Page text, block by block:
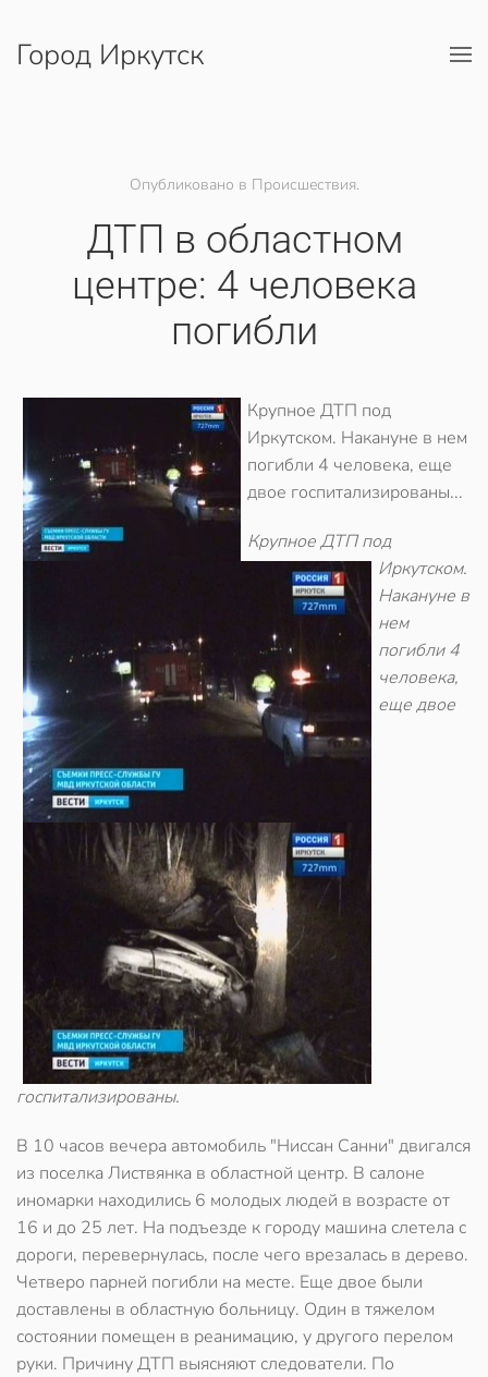
Перейти к содержимому
Город Иркутск
Опубликовано в Происшествия.
ДТП в областном
центре: 4 человека
погибли
Крупное ДТП под
Иркутском. Накануне в нем
погибли 4 человека, еще
двое госпитализированы...
Крупное ДТП под
Иркутском.
Накануне в
нем
погибли 4
человека,
еще двое
госпитализированы.
В 10 часов вечера автомобиль "Ниссан Санни" двигался
из поселка Листвянка в областной центр. В салоне
иномарки находились 6 молодых людей в возрасте от
16 и до 25 лет. На подъезде к городу машина слетела с
дороги, перевернулась, после чего врезалась в дерево.
Четверо парней погибли на месте. Еще двое были
доставлены в областную больницу. Один в тяжелом
состоянии помещен в реанимацию, у другого перелом
руки. Причину ДТП выясняют следователи. По